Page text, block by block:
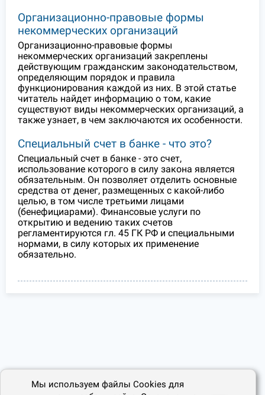
Организационно-правовые формы
некоммерческих организаций
Организационно-правовые формы
некоммерческих организаций закреплены
действующим гражданским законодательством,
определяющим порядок и правила
функционирования каждой из них. В этой статье
читатель найдет информацию о том, какие
существуют виды некоммерческих организаций, а
также узнает, в чем заключаются их особенности.
Специальный счет в банке - что это?
Специальный счет в банке - это счет,
использование которого в силу закона является
обязательным. Он позволяет отделить основные
средства от денег, размещенных с какой-либо
целью, в том числе третьими лицами
(бенефициарами). Финансовые услуги по
открытию и ведению таких счетов
регламентируются гл. 45 ГК РФ и специальными
нормами, в силу которых их применение
обязательно.
Мы используем файлы Cookies для